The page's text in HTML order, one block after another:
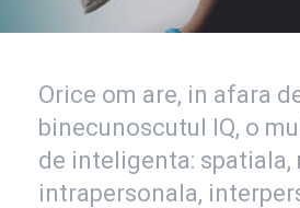
Orice om are, in afara
binecunoscutul IQ, o
de inteligenta: spatiala,
intrapersonala,